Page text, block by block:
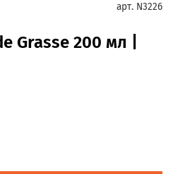
арт. N3226
Grasse 200 мл |